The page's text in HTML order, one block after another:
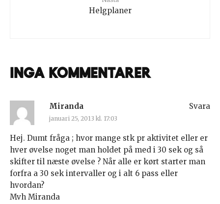
Helgplaner
Inga kommentarer
Miranda
januari 25, 2013 kl. 17:03
Hej. Dumt fråga ; hvor mange stk pr aktivitet eller er
hver øvelse noget man holdet på med i 30 sek og så
skifter til næste øvelse ? Når alle er kørt starter man
forfra a 30 sek intervaller og i alt 6 pass eller
hvordan?
Mvh Miranda
Svara